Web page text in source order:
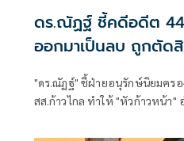
ดร.ณัฏฐ์ ชี้คดีอดีต 44
ออกมาเป็นลบ ถูกตัด
"ดร.ณัฏฐ์" ชี้ฝ่ายอนุรักษ์นิยมคร
สส.ก้าวไกล ทำให้ "หัวก้าวหน้า"